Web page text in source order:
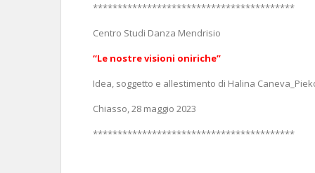
*****************************************
Centro Studi Danza Mendrisio
“Le nostre visioni oniriche”
Idea, soggetto e allestimento di Halina
Chiasso, 28 maggio 2023
*****************************************